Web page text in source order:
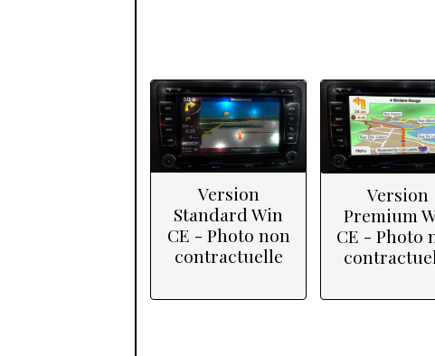
Version
Standard Win
CE - Photo non
contractuelle
Version
Premium
CE - Photo